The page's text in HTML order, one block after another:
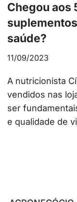
Chegou aos
saúde?
11/09/2023
A nutricionista
vendidos nas
ser
e qualidade de